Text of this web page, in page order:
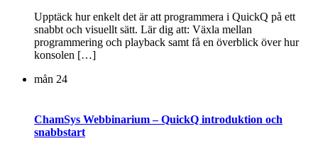
Upptäck hur enkelt det är att programmera i QuickQ på ett
snabbt och visuellt sätt. Lär dig att: Växla mellan
programmering och playback samt få en överblick över hur
konsolen […]
mån 24
ChamSys Webbinarium – QuickQ introduktion och
snabbstart